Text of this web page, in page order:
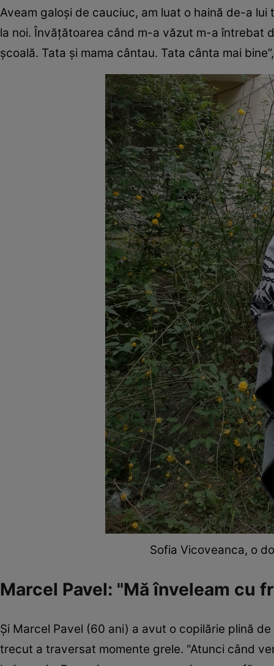
Aveam galoși de cauciuc, am luat o haină de-a
la noi. Învățătoarea când m-a văzut m-a întrebat
școală. Tata și mama cântau. Tata cânta mai
Sofia Vicoveanca, o
Marcel Pavel: "Mă înveleam cu
Și Marcel Pavel (60 ani) a avut o copilărie plină
trecut a traversat momente grele. "Atunci când